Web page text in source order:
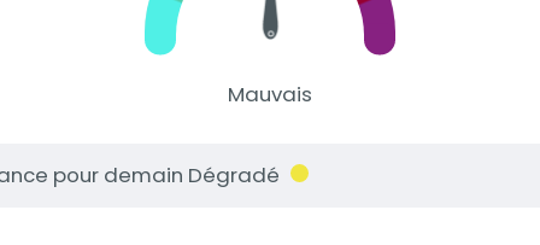
Mauvais
pour demain Dégradé